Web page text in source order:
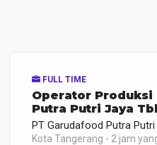
FULL TIME
Operator Produksi
Putra Putri Jaya
PT Garudafood Putra
Kota Tangerang - 2 jam